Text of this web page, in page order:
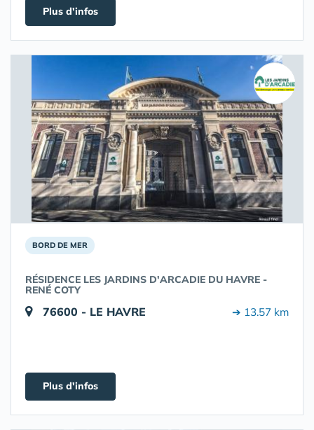
Plus d'infos
BORD DE MER
RÉSIDENCE LES JARDINS D'ARCADIE DU HAVRE -
RENÉ COTY
76600 - LE HAVRE ➔ 13.57 km
Plus d'infos